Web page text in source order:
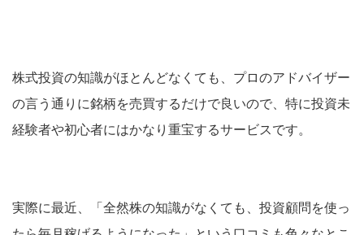
株式投資の知識がほとんどなくても、プロのアドバイザー
の言う通りに銘柄を売買するだけで良いので、特に投資未
経験者や初心者にはかなり重宝するサービスです。
実際に最近、「全然株の知識がなくても、投資顧問を使っ